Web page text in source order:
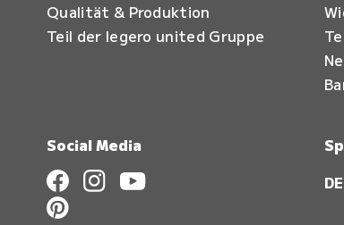
Qualität & Produktion
Teil der legero united Gruppe
Social Media
DE